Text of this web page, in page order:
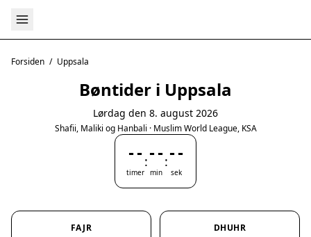
Forsiden / Uppsala
Bøntider i Uppsala
Lørdag den 8. august 2026
Shafii, Maliki og Hanbali · Muslim World League, KSA
--
timer
:--
min
:--
sek
FAJR DHUHR